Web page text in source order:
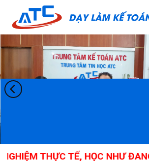
content
THỰC TẾ, HỌC NHƯ ĐANG